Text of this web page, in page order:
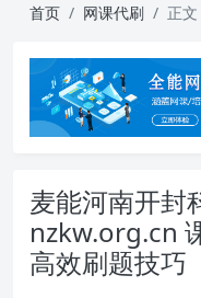
首页 网课代刷 正文
麦能河南开封
nzkw.org.cn
高效刷题技巧